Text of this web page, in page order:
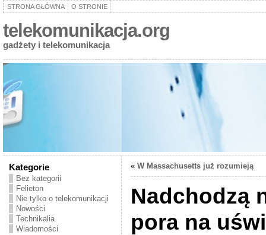
STRONA GŁÓWNA O STRONIE
telekomunikacja.org
gadżety i telekomunikacja
Kategorie
Bez kategorii
Felieton
Nie tylko o telekomunikacji
Nowości
Technikalia
Wiadomości
« W Massachusetts już rozumieją
Nadchodzą
pora na